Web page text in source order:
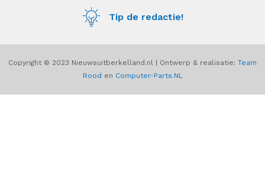
Tip de redactie!
Copyright © 2023 Nieuwsuitberkelland.nl | Ontwerp & realisatie: Team
Rood en Computer-Parts.NL